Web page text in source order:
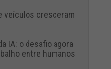
veículos cresceram
IA: o desafio agora
entre humanos